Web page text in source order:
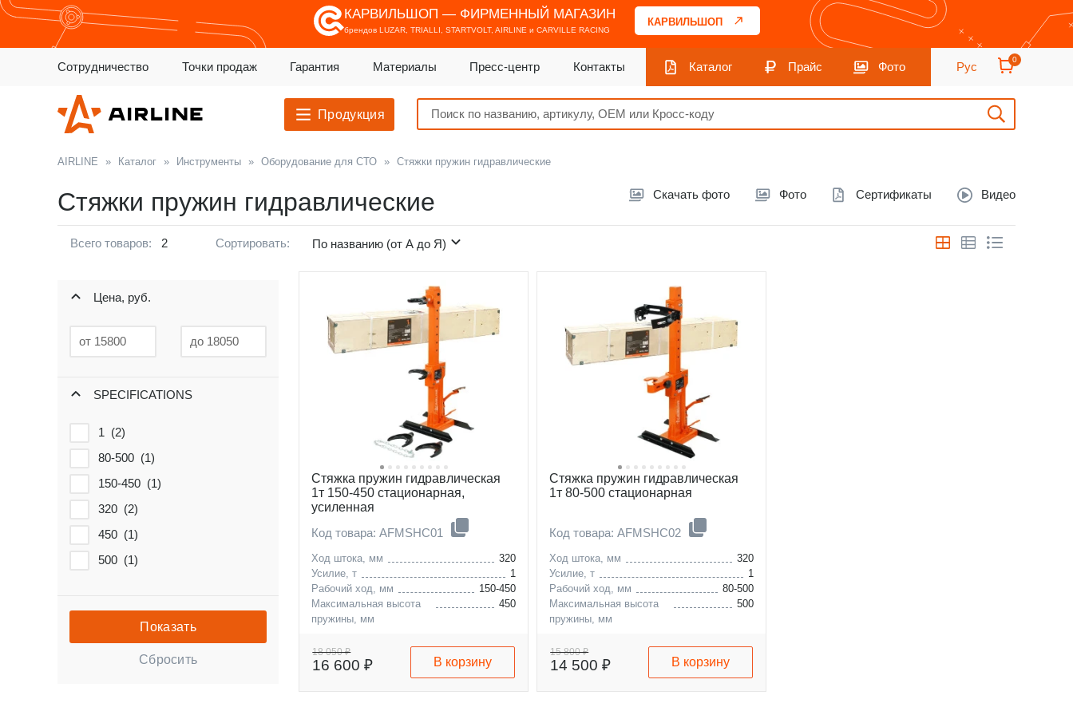
КАРВИЛЬШОП — ФИРМЕННЫЙ МАГАЗИН
брендов LUZAR, TRIALLI, STARTVOLT, AIRLINE и CARVILLE RACING
КАРВИЛЬШОП
Сотрудничество Точки продаж Гарантия Материалы Пресс-центр Контакты Каталог Прайс Фото Рус
0
Продукция
AIRLINE » Каталог » Инструменты » Оборудование для СТО » Стяжки пружин гидравлические
Стяжки пружин гидравлические Скачать фото Фото Сертификаты Видео
Всего товаров: 2 Сортировать: По названию (от А до Я)
Цена, руб.
SPECIFICATIONS
1 (2)
80-500 (1)
150-450 (1)
320 (2)
450 (1)
500 (1)
Стяжка пружин гидравлическая
1т 150-450 стационарная,
усиленная
Код товара: AFMSHC01
Ход штока, мм
320
Усилие, т
1
Рабочий ход, мм
150-450
Максимальная высота
пружины, мм
450
18 050 ₽
16 600 ₽ В корзину
Стяжка пружин гидравлическая
1т 80-500 стационарная
Код товара: AFMSHC02
Ход штока, мм
320
Усилие, т
1
Рабочий ход, мм
80-500
Максимальная высота
пружины, мм
500
15 800 ₽
14 500 ₽ В корзину